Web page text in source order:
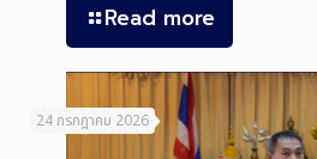
Read more
24 กรกฎาคม 2026